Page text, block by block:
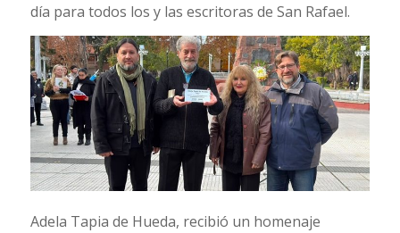
día para todos los y las escritoras de San Rafael.
Adela Tapia de Hueda, recibió un homenaje